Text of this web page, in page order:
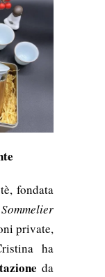
fondata
private,
ha
da